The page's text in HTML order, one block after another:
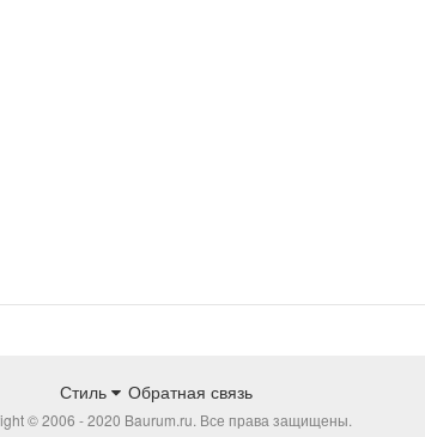
Стиль Обратная связь
© 2006 - 2020 Baurum.ru. Все права защищены.